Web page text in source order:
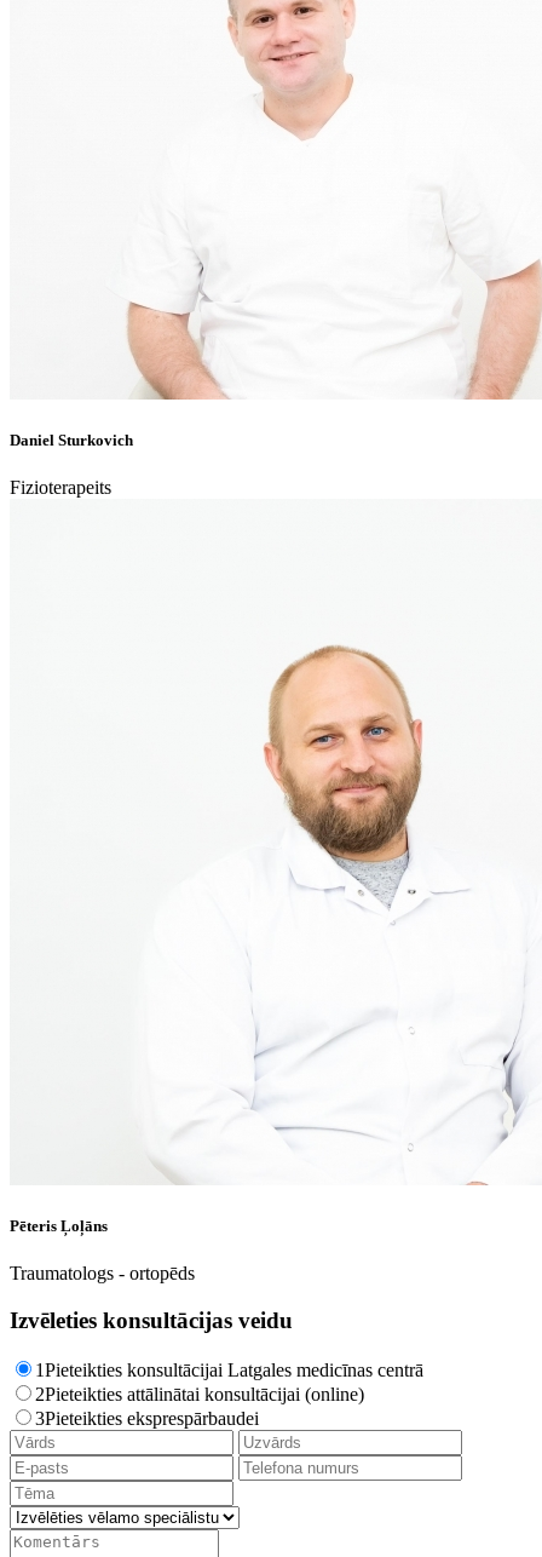
Daniel Sturkovich
Fizioterapeits
Pēteris Ļoļāns
Traumatologs - ortopēds
Izvēleties konsultācijas veidu
1Pieteikties konsultācijai Latgales medicīnas centrā
2Pieteikties attālinātai konsultācijai (online)
3Pieteikties eksprespārbaudei